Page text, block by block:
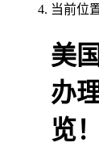
当前位
美
办
览